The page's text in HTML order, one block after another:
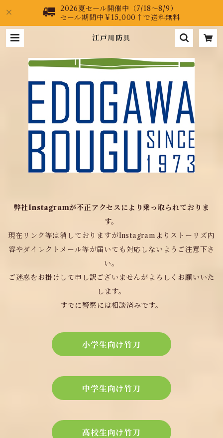
2026夏セール開催中（7/18～8/9）
セール期間中￥15,000↑で送料無料
江戸川防具
弊社Instagramが不正アクセスにより乗っ取られておりま
す。
現在リンク等は消しておりますがInstagramよりストーリズ内
容やダイレクトメール等が届いても対応しないようご注意下さ
い。
ご迷惑をお掛けして申し訳ございませんがよろしくお願いいた
します。
すでに警察には相談済みです。
小学生向け竹刀
中学生向け竹刀
高校生向け竹刀